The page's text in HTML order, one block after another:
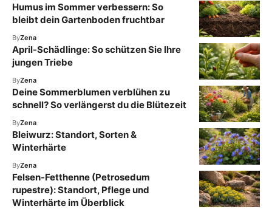
Humus im Sommer verbessern: So
bleibt dein Gartenboden fruchtbar
ByZena
April-Schädlinge: So schützen Sie Ihre
jungen Triebe
ByZena
Deine Sommerblumen verblühen zu
schnell? So verlängerst du die Blütezeit
ByZena
Bleiwurz: Standort, Sorten &
Winterhärte
ByZena
Felsen-Fetthenne (Petrosedum
rupestre): Standort, Pflege und
Winterhärte im Überblick